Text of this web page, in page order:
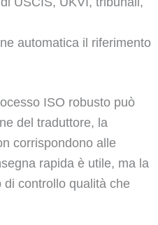
automatica il riferimento
ISO robusto può
del traduttore, la
corrispondono alle
rapida è utile, ma la
controllo qualità che